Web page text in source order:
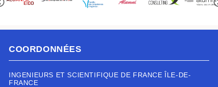
COORDONNÉES
INGENIEURS ET SCIENTIFIQUE DE FRANCE ÎLE-DE-
FRANCE